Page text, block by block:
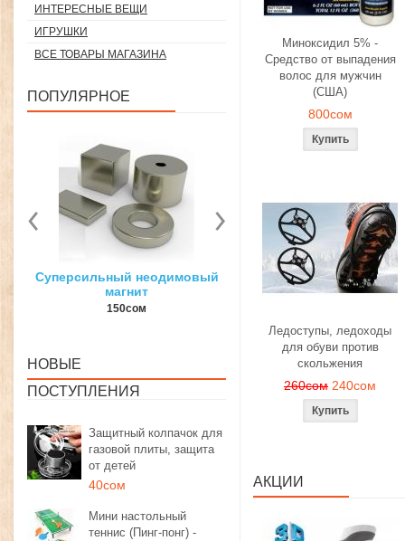
ИНТЕРЕСНЫЕ ВЕЩИ
ИГРУШКИ
ВСЕ ТОВАРЫ МАГАЗИНА
ПОПУЛЯРНОЕ
3D ручка для объемного
рисования
1350сом 1190сом
Загуститель волос
27гр
НОВЫЕ
ПОСТУПЛЕНИЯ
Защитный колпачок для
газовой плиты, защита
от детей
40сом
Мини настольный
теннис (Пинг-понг) -
Миноксидил 5% -
Средство от выпадения
волос для мужчин
(США)
800сом
Ледоступы, ледоходы
для обуви против
скольжения
260сом 240сом
АКЦИИ